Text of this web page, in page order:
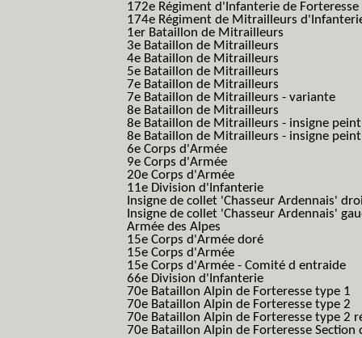
172e Régiment d'Infanterie de
174e Régiment de Mitrailleurs
1er Bataillon de Mitrailleurs
3e Bataillon de Mitrailleurs
4e Bataillon de Mitrailleurs
5e Bataillon de Mitrailleurs
7e Bataillon de Mitrailleurs
7e Bataillon de Mitrailleurs - variante
8e Bataillon de Mitrailleurs
8e Bataillon de Mitrailleurs - insigne peint
8e Bataillon de Mitrailleurs - insigne
6e Corps d'Armée
9e Corps d'Armée
20e Corps d'Armée
11e Division d'Infanterie
Insigne de collet 'Chasseur Ardennais'
Insigne de collet 'Chasseur Ardennais'
Armée des Alpes
15e Corps d'Armée doré
15e Corps d'Armée
15e Corps d'Armée - Comité d entraide
66e Division d'Infanterie
70e Bataillon Alpin de Forteresse type 1
70e Bataillon Alpin de Forteresse type 2
70e Bataillon Alpin de Forteresse type 2
70e Bataillon Alpin de Forteresse